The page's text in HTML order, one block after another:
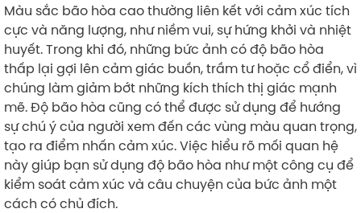
Màu sắc bão hòa cao thường liên kết với cảm xúc tích
cực và năng lượng, như niềm vui, sự hứng khởi và nhiệt
huyết. Trong khi đó, những bức ảnh có độ bão hòa
thấp lại gợi lên cảm giác buồn, trầm tư hoặc cổ điển, vì
chúng làm giảm bớt những kích thích thị giác mạnh
mẽ. Độ bão hòa cũng có thể được sử dụng để hướng
sự chú ý của người xem đến các vùng màu quan trọng,
tạo ra điểm nhấn cảm xúc. Việc hiểu rõ mối quan hệ
này giúp bạn sử dụng độ bão hòa như một công cụ để
kiểm soát cảm xúc và câu chuyện của bức ảnh một
cách có chủ đích.